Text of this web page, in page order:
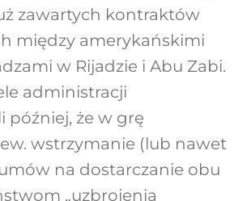
zawartych kontraktów
między amerykańskimi
w Rijadzie i Abu Zabi.
administracji
później, że w grę
wstrzymanie (lub nawet
na dostarczanie obu
„uzbrojenia